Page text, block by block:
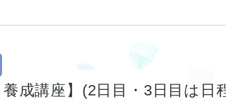
成講座】(2日目・3日目は日